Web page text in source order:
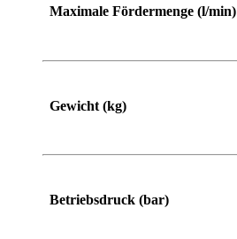
Maximale Fördermenge (l/min)
Gewicht (kg)
Betriebsdruck (bar)